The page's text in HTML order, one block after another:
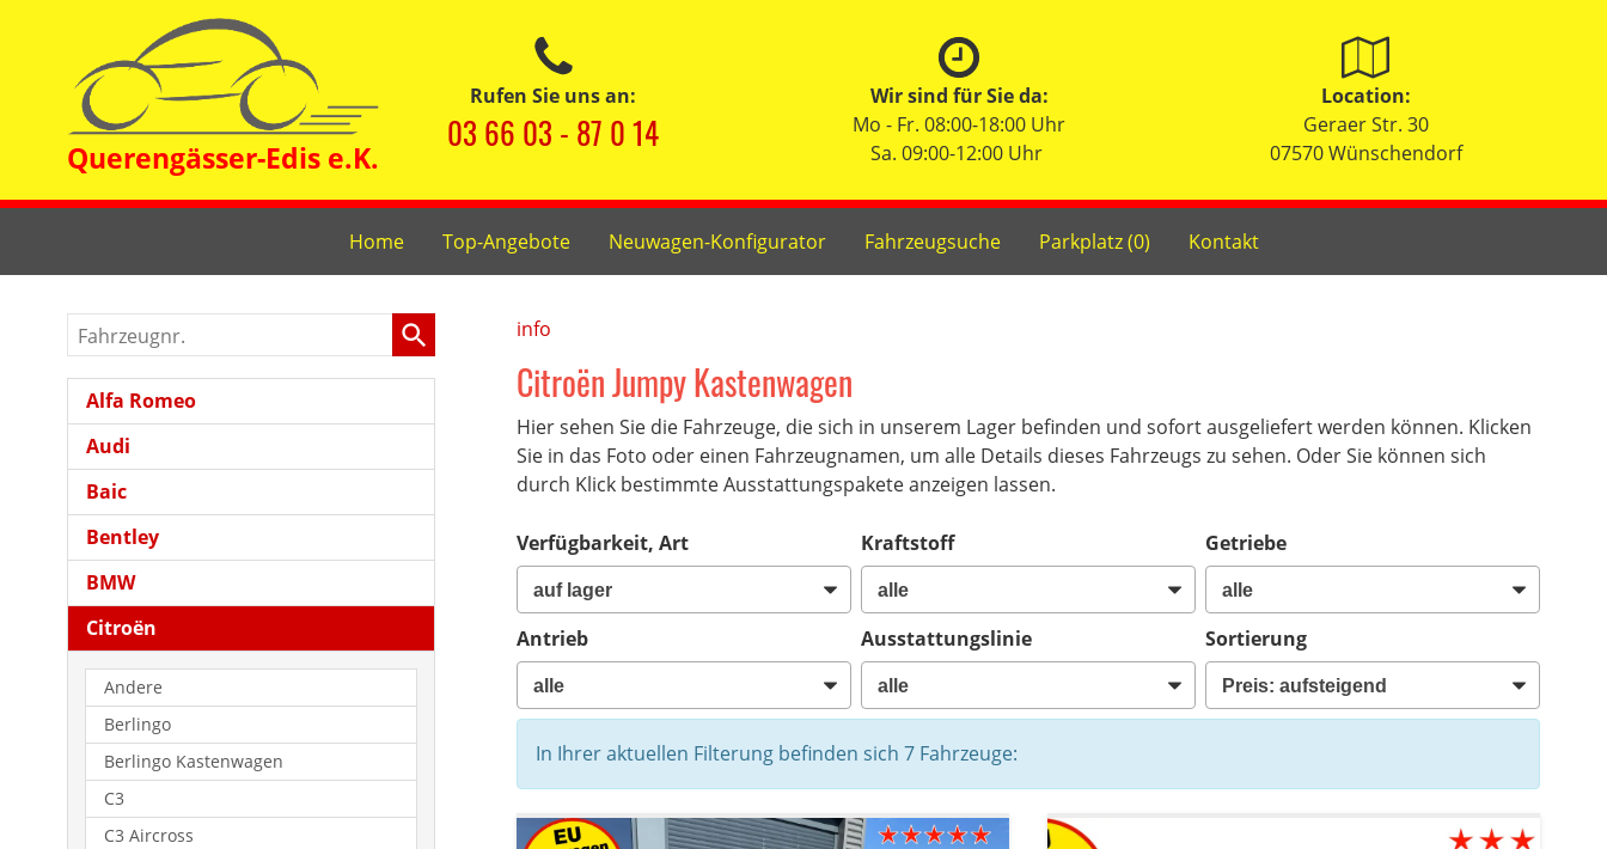
Rufen Sie uns an:
03 66 03 - 87 0 14
Wir sind für Sie da:
Mo - Fr. 08:00-18:00 Uhr
Sa. 09:00-12:00 Uhr
Location:
Geraer Str. 30
07570 Wünschendorf
Home Top-Angebote Neuwagen-Konfigurator Fahrzeugsuche Parkplatz (0) Kontakt
info
Citroën Jumpy Kastenwagen
Hier sehen Sie die Fahrzeuge, die sich in unserem Lager befinden und sofort ausgeliefert werden können. Klicken
Sie in das Foto oder einen Fahrzeugnamen, um alle Details dieses Fahrzeugs zu sehen. Oder Sie können sich
durch Klick bestimmte Ausstattungspakete anzeigen lassen.
Verfügbarkeit, Art Kraftstoff Getriebe
Antrieb Ausstattungslinie Sortierung
In Ihrer aktuellen Filterung befinden sich 7Fahrzeuge:
Fahrzeugnr.
Alfa Romeo
Audi
Baic
Bentley
BMW
Citroën
Andere
Berlingo
Berlingo Kastenwagen
C3
C3 Aircross